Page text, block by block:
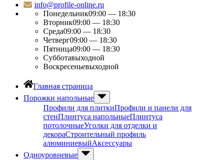
info@profile-online.ru
Понедельник09:00 — 18:30
Вторник09:00 — 18:30
Среда09:00 — 18:30
Четверг09:00 — 18:30
Пятница09:00 — 18:30
Субботавыходной
Воскресеньевыходной
Главная страница
Порожки напольные
Профили для плиткиПрофили и панели для
стенПлинтуса напольныеПлинтуса
потолочныеУголки для отделки и
декораСтроительный профиль
алюминиевыйАксессуары
Одноуровневые